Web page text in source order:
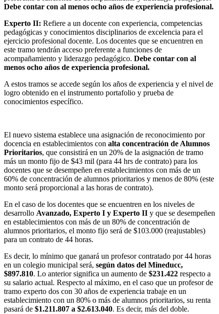
Debe contar con al menos ocho años de experiencia profesional.
Experto II: Refiere a un docente con experiencia, competencias
pedagógicas y conocimientos disciplinarios de excelencia para el
ejercicio profesional docente. Los docentes que se encuentren en
este tramo tendrán acceso preferente a funciones de
acompañamiento y liderazgo pedagógico. Debe contar con al
menos ocho años de experiencia profesional.
A estos tramos se accede según los años de experiencia y el nivel de
logro obtenido en el instrumento portafolio y prueba de
conocimientos específico.
El nuevo sistema establece una asignación de reconocimiento por
docencia en establecimientos con alta concentración de Alumnos
Prioritarios, que consistirá en un 20% de la asignación de tramo
más un monto fijo de $43 mil (para 44 hrs de contrato) para los
docentes que se desempeñen en establecimientos con más de un
60% de concentración de alumnos prioritarios y menos de 80% (este
monto será proporcional a las horas de contrato).
En el caso de los docentes que se encuentren en los niveles de
desarrollo Avanzado, Experto I y Experto II y que se desempeñen
en establecimientos con más de un 80% de concentración de
alumnos prioritarios, el monto fijo será de $103.000 (reajustables)
para un contrato de 44 horas.
Es decir, lo mínimo que ganará un profesor contratado por 44 horas
en un colegio municipal será, según datos del Mineducc,
$897.810. Lo anterior significa un aumento de $231.422 respecto a
su salario actual. Respecto al máximo, en el caso que un profesor de
tramo experto dos con 30 años de experiencia trabaje en un
establecimiento con un 80% o más de alumnos prioritarios, su renta
pasará de $1.211.807 a $2.613.040. Es decir, más del doble.